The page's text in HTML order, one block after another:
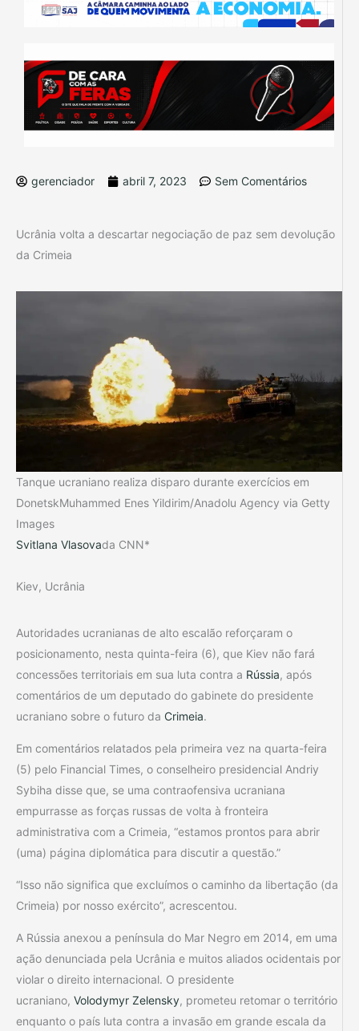
gerenciador abril 7, 2023 Sem Comentários
Ucrânia volta a descartar negociação de paz sem devolução
da Crimeia
Tanque ucraniano realiza disparo durante exercícios em
DonetskMuhammed Enes Yildirim/Anadolu Agency via Getty
Images
Svitlana Vlasovada CNN*
Kiev, Ucrânia
Autoridades ucranianas de alto escalão reforçaram o
posicionamento, nesta quinta-feira (6), que Kiev não fará
concessões territoriais em sua luta contra a Rússia, após
comentários de um deputado do gabinete do presidente
ucraniano sobre o futuro da Crimeia.
Em comentários relatados pela primeira vez na quarta-feira
(5) pelo Financial Times, o conselheiro presidencial Andriy
Sybiha disse que, se uma contraofensiva ucraniana
empurrasse as forças russas de volta à fronteira
administrativa com a Crimeia, “estamos prontos para abrir
(uma) página diplomática para discutir a questão.”
“Isso não significa que excluímos o caminho da libertação (da
Crimeia) por nosso exército”, acrescentou.
A Rússia anexou a península do Mar Negro em 2014, em uma
ação denunciada pela Ucrânia e muitos aliados ocidentais por
violar o direito internacional. O presidente
ucraniano, Volodymyr Zelensky, prometeu retomar o território
enquanto o país luta contra a invasão em grande escala da